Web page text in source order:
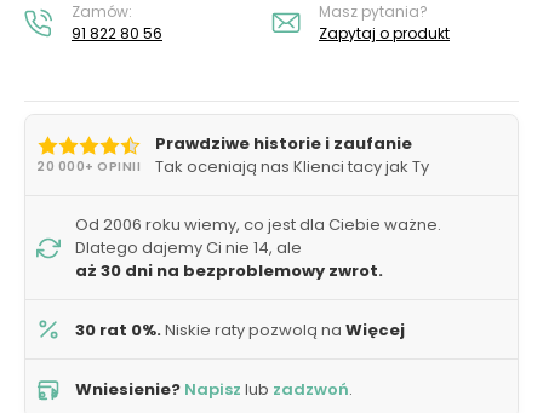
Zamów:
91 822 80 56
Masz pytania?
Zapytaj o produkt
20 000+ OPINII
Prawdziwe historie i zaufanie
Tak oceniają nas Klienci tacy jak Ty
Od 2006 roku wiemy, co jest dla Ciebie ważne.
Dlatego dajemy Ci nie 14, ale
aż 30 dni na bezproblemowy zwrot.
30 rat 0%.Niskie raty pozwolą na Więcej
Wniesienie? Napisz lub zadzwoń.